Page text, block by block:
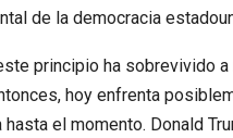
de la democracia
principio ha sobrevivido
hoy enfrenta
hasta el momento. Donald